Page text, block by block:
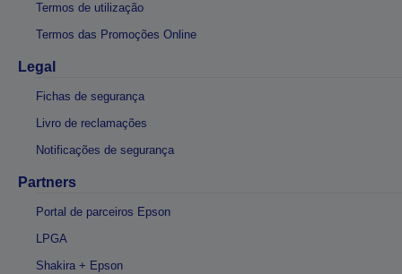
Termos de utilização
Termos das Promoções Online
Legal
Fichas de segurança
Livro de reclamações
Notificações de segurança
Partners
Portal de parceiros Epson
LPGA
Shakira + Epson